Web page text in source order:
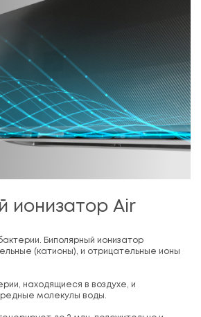
ионизатор Air
Биполярный ионизатор
(катионы), и отрицательные ионы
находящиеся в воздухе, и
молекулы воды.